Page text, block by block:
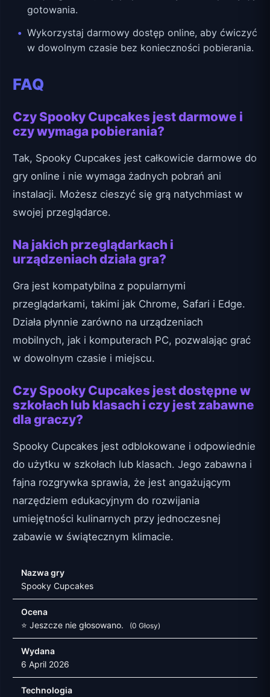
gotowania.
Wykorzystaj darmowy dostęp online, aby ćwiczyć
w dowolnym czasie bez konieczności pobierania.
FAQ
Czy Spooky Cupcakes jest darmowe i
czy wymaga pobierania?
Tak, Spooky Cupcakes jest całkowicie darmowe do
gry online i nie wymaga żadnych pobrań ani
instalacji. Możesz cieszyć się grą natychmiast w
swojej przeglądarce.
Na jakich przeglądarkach i
urządzeniach działa gra?
Gra jest kompatybilna z popularnymi
przeglądarkami, takimi jak Chrome, Safari i Edge.
Działa płynnie zarówno na urządzeniach
mobilnych, jak i komputerach PC, pozwalając grać
w dowolnym czasie i miejscu.
Czy Spooky Cupcakes jest dostępne w
szkołach lub klasach i czy jest zabawne
dla graczy?
Spooky Cupcakes jest odblokowane i odpowiednie
do użytku w szkołach lub klasach. Jego zabawna i
fajna rozgrywka sprawia, że jest angażującym
narzędziem edukacyjnym do rozwijania
umiejętności kulinarnych przy jednoczesnej
zabawie w świątecznym klimacie.
Nazwa gry
Spooky Cupcakes
Ocena
⭐ Jeszcze nie głosowano.
(0 Głosy)
Wydana
6 April 2026
Technologia